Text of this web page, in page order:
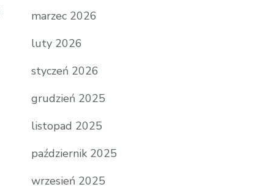
marzec 2026
luty 2026
styczeń 2026
grudzień 2025
listopad 2025
październik 2025
wrzesień 2025